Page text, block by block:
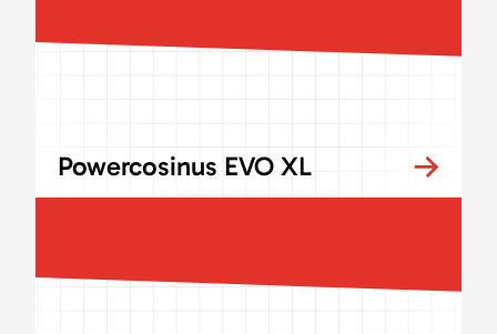
Powercosinus EVO XL